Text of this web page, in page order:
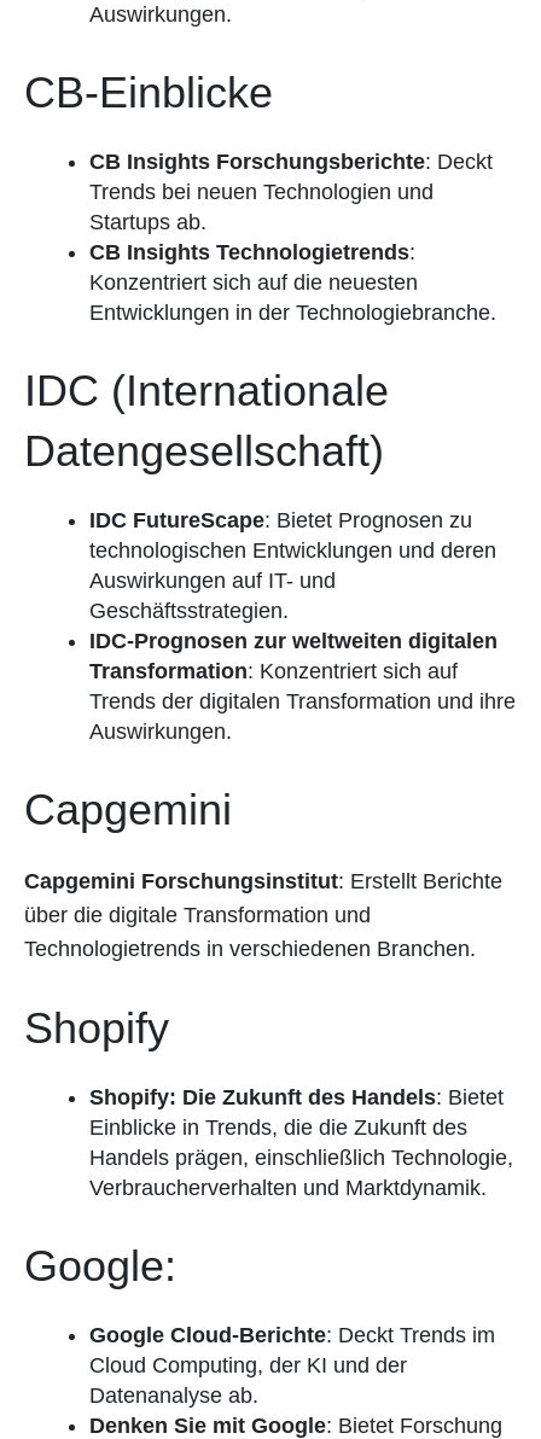
Auswirkungen.
CB-Einblicke
CB Insights Forschungsberichte: Deckt
Trends bei neuen Technologien und
Startups ab.
CB Insights Technologietrends:
Konzentriert sich auf die neuesten
Entwicklungen in der Technologiebranche.
IDC (Internationale
Datengesellschaft)
IDC FutureScape: Bietet Prognosen zu
technologischen Entwicklungen und deren
Auswirkungen auf IT- und
Geschäftsstrategien.
IDC-Prognosen zur weltweiten digitalen
Transformation: Konzentriert sich auf
Trends der digitalen Transformation und ihre
Auswirkungen.
Capgemini
Capgemini Forschungsinstitut: Erstellt Berichte
über die digitale Transformation und
Technologietrends in verschiedenen Branchen.
Shopify
Shopify: Die Zukunft des Handels: Bietet
Einblicke in Trends, die die Zukunft des
Handels prägen, einschließlich Technologie,
Verbraucherverhalten und Marktdynamik.
Google:
Google Cloud-Berichte: Deckt Trends im
Cloud Computing, der KI und der
Datenanalyse ab.
Denken Sie mit Google: Bietet Forschung